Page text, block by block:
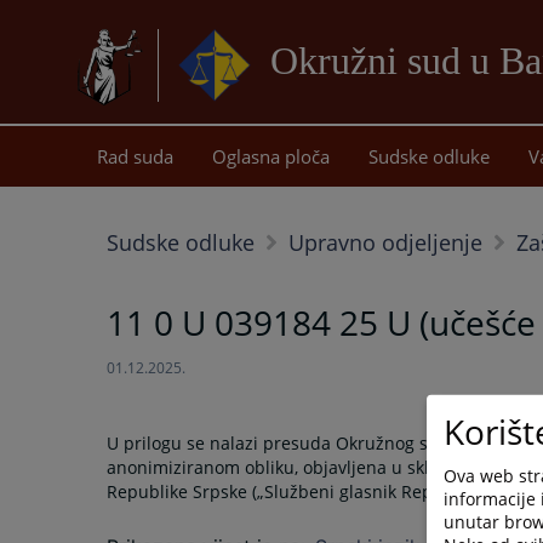
Okružni sud u
Rad suda Oglasna ploča Sudske odluke
Sudske odluke Upravno odjeljenje
11 0 U 039184 25 U
01.12.2025.
U prilogu se nalazi presuda Okružnog suda u
anonimiziranom obliku, objavljena u skladu sa
Republike Srpske („Službeni glasnik Republike
Ova web
informacije
unutar